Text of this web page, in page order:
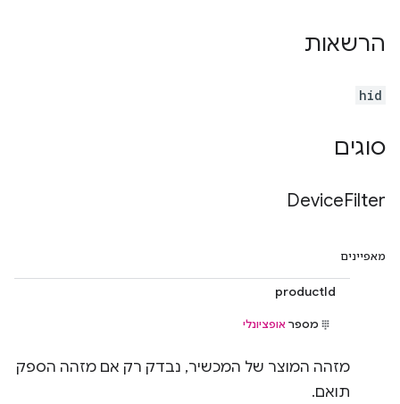
הרשאות
hid
סוגים
DeviceFilter
מאפיינים
productId
מספר אופציונלי
מזהה המוצר של המכשיר, נבדק רק אם מזהה הספק
תואם.